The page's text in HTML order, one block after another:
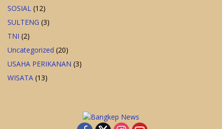
SOSIAL (12)
SULTENG (3)
TNI (2)
Uncategorized (20)
USAHA PERIKANAN (3)
WISATA (13)